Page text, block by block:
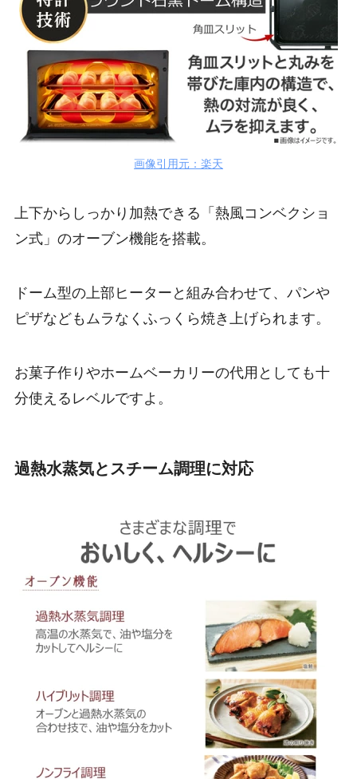
画像引用元：楽天
上下からしっかり加熱できる「熱風コンベクショ
ン式」のオーブン機能を搭載。
ドーム型の上部ヒーターと組み合わせて、パンや
ピザなどもムラなくふっくら焼き上げられます。
お菓子作りやホームベーカリーの代用としても十
分使えるレベルですよ。
過熱水蒸気とスチーム調理に対応